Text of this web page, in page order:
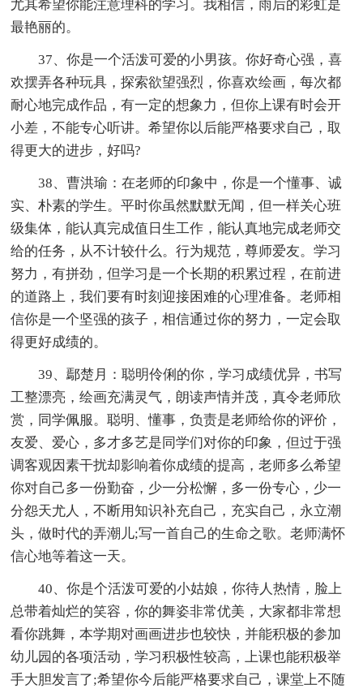
尤其希望你能注意理科的学习。我相信，雨后的彩虹是
最艳丽的。
37、你是一个活泼可爱的小男孩。你好奇心强，喜
欢摆弄各种玩具，探索欲望强烈，你喜欢绘画，每次都
耐心地完成作品，有一定的想象力，但你上课有时会开
小差，不能专心听讲。希望你以后能严格要求自己，取
得更大的进步，好吗?
38、曹洪瑜：在老师的印象中，你是一个懂事、诚
实、朴素的学生。平时你虽然默默无闻，但一样关心班
级集体，能认真完成值日生工作，能认真地完成老师交
给的任务，从不计较什么。行为规范，尊师爱友。学习
努力，有拼劲，但学习是一个长期的积累过程，在前进
的道路上，我们要有时刻迎接困难的心理准备。老师相
信你是一个坚强的孩子，相信通过你的努力，一定会取
得更好成绩的。
39、鄢楚月：聪明伶俐的你，学习成绩优异，书写
工整漂亮，绘画充满灵气，朗读声情并茂，真令老师欣
赏，同学佩服。聪明、懂事，负责是老师给你的评价，
友爱、爱心，多才多艺是同学们对你的印象，但过于强
调客观因素干扰却影响着你成绩的提高，老师多么希望
你对自己多一份勤奋，少一分松懈，多一份专心，少一
分怨天尤人，不断用知识补充自己，充实自己，永立潮
头，做时代的弄潮儿;写一首自己的生命之歌。老师满怀
信心地等着这一天。
40、你是个活泼可爱的小姑娘，你待人热情，脸上
总带着灿烂的笑容，你的舞姿非常优美，大家都非常想
看你跳舞，本学期对画画进步也较快，并能积极的参加
幼儿园的各项活动，学习积极性较高，上课也能积极举
手大胆发言了;希望你今后能严格要求自己，课堂上不随